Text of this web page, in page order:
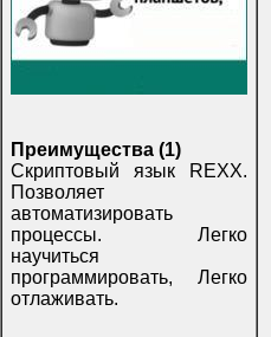
Преимущества (1)
Скриптовый язык REXX.
Позволяет
автоматизировать
процессы. Легко
научиться
программировать, Легко
отлаживать.